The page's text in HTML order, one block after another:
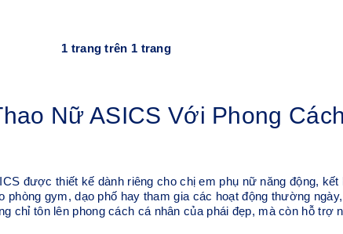
1 trang trên 1 trang
Nữ ASICS Với Phong
được thiết kế dành riêng cho chị em phụ nữ năng động,
phòng gym, dạo phố hay tham gia các hoạt động thường
chỉ tôn lên phong cách cá nhân của phái đẹp, mà còn hỗ trợ